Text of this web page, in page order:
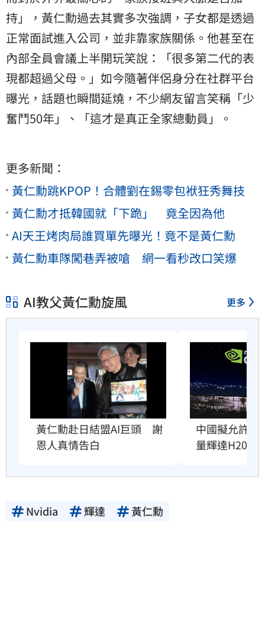
持」，黃仁勳過去其實多次強調，子女都是透過
正常面試進入公司，並非靠家族關係。他甚至在
內部全員會議上半開玩笑說：「很多第二代的表
現都超過父母。」如今隨著伴侶身分在社群平台
曝光，話題也瞬間延燒，不少網友留言笑稱「少
奮鬥50年」、「這才是真正全家總動員」。
更多新聞：
黃仁勳跳KPOP！合體劉在錫零包袱狂秀舞技
黃仁勳才抵韓國就「下跪」 竟全因為他
AI天王烤肉局誰買單先曝光！竟不是黃仁勳
黃仁勳車隊闖巷弄被嗆 網一看秒改口笑爆
AI教父黃仁勳旋風 更多
黃仁勳赴日結盟AI巨頭　謝
恩人真情告白
中國擬允許AI
量輝達H200
Nvidia 輝達 黃仁勳